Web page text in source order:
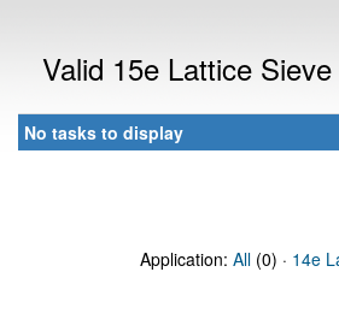
Valid 15e Lattice
No tasks to display
Application: All (0) · 14e